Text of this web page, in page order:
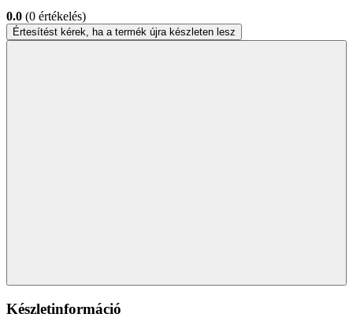
0.0 (0 értékelés)
Értesítést kérek, ha a termék újra készleten lesz
Készletinformáció